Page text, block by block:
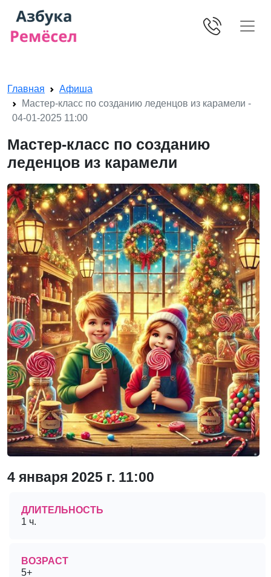
Главная
Афиша
Мастер-класс по созданию леденцов из карамели -
04-01-2025 11:00
Мастер-класс по созданию
леденцов из карамели
4 января 2025 г. 11:00
ДЛИТЕЛЬНОСТЬ
1 ч.
ВОЗРАСТ
5+